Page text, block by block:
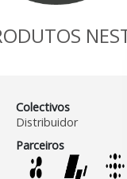
Colectivos
Distribuidor
Parceiros